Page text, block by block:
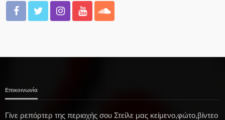
Επικοινωνία
Γίνε ρεπόρτερ της περιοχής σου Στείλε μας κείμενο,φώτο,βίντεο